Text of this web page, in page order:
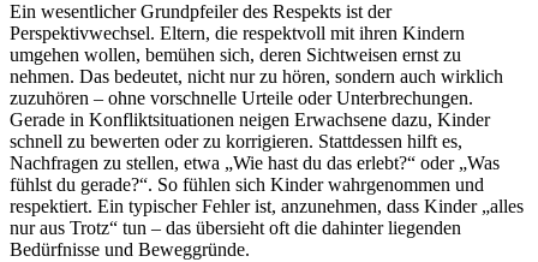
Ein wesentlicher Grundpfeiler des Respekts ist der
Perspektivwechsel. Eltern, die respektvoll mit ihren Kindern
umgehen wollen, bemühen sich, deren Sichtweisen ernst zu
nehmen. Das bedeutet, nicht nur zu hören, sondern auch wirklich
zuzuhören – ohne vorschnelle Urteile oder Unterbrechungen.
Gerade in Konfliktsituationen neigen Erwachsene dazu, Kinder
schnell zu bewerten oder zu korrigieren. Stattdessen hilft es,
Nachfragen zu stellen, etwa „Wie hast du das erlebt?“ oder „Was
fühlst du gerade?“. So fühlen sich Kinder wahrgenommen und
respektiert. Ein typischer Fehler ist, anzunehmen, dass Kinder „alles
nur aus Trotz“ tun – das übersieht oft die dahinter liegenden
Bedürfnisse und Beweggründe.